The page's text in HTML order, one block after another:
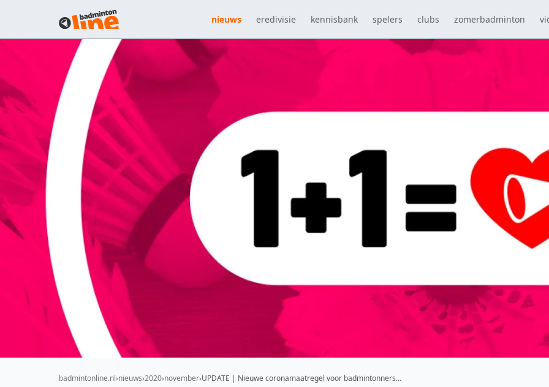
nieuws eredivisie kennisbank spelers clubs zomerbadminton
badmintonline.nl nieuws 2020 november UPDATE | Nieuwe coronamaatregel voor badmintonners…